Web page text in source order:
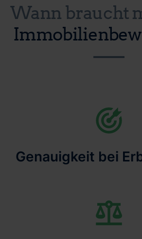
Wann braucht
Genauigkeit bei